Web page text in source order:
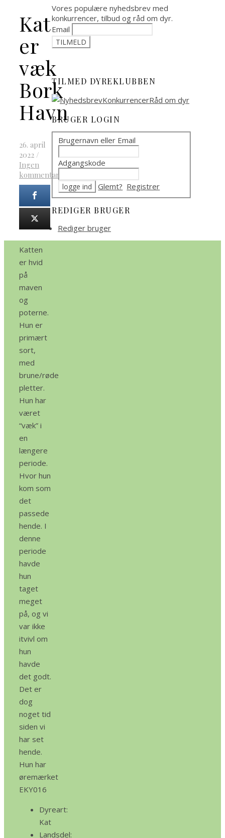
Kat
er
væk
Bork
Havn
26. april
2022 /
Ingen
kommentarer
Katten
er hvid
på
maven
og
poterne.
Hun er
primært
sort,
med
brune/røde
pletter.
Hun har
været
“væk” i
en
længere
periode.
Hvor hun
kom som
det
passede
hende. I
denne
periode
havde
hun
taget
meget
på, og vi
var ikke
itvivl om
hun
havde
det godt.
Det er
dog
noget tid
siden vi
har set
hende.
Hun har
øremærket
EKY016
Dyreart:
Kat
Landsdel:
Vores populære nyhedsbrev med
konkurrencer, tilbud og råd om dyr.
Email
TILMED DYREKLUBBEN
BRUGER LOGIN
Brugernavn eller Email
Adgangskode
Glemt? Registrer
REDIGER BRUGER
Rediger bruger